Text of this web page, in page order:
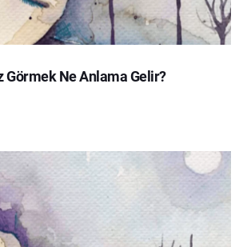
Görmek Ne Anlama Gelir?